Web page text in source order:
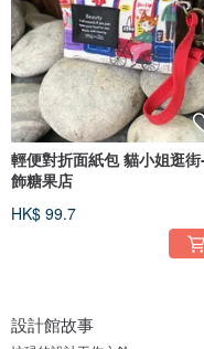
輕便對折面紙包 貓小姐逛街
飾糖果店
HK$ 99.7
設計館故事